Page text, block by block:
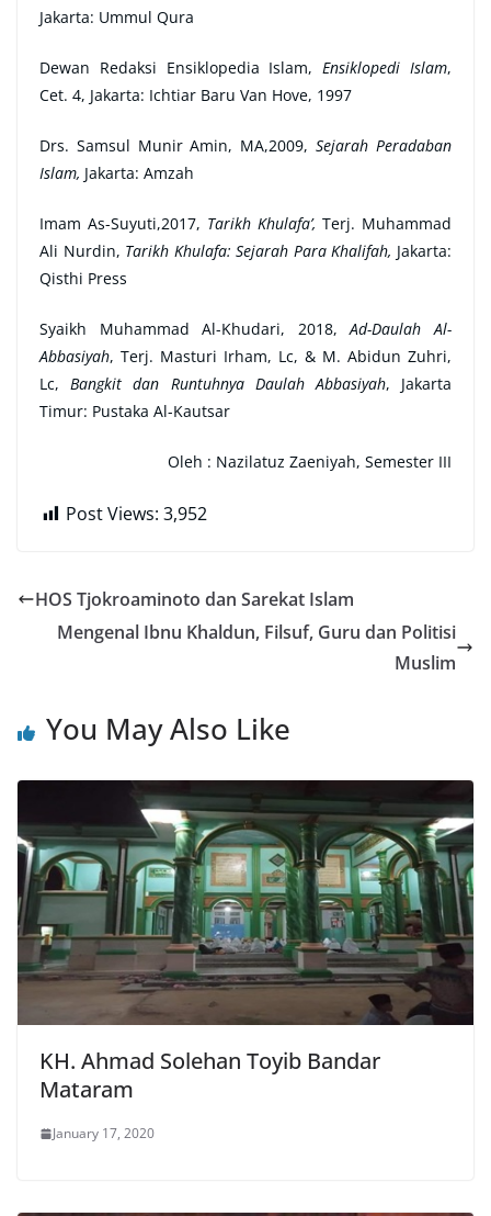
Jakarta: Ummul Qura
Dewan Redaksi Ensiklopedia Islam,Ensiklopedi Islam,
Cet. 4, Jakarta: Ichtiar Baru Van Hove, 1997
Drs. Samsul Munir Amin, MA,2009,Sejarah Peradaban
Islam, Jakarta: Amzah
Imam As-Suyuti,2017, Tarikh Khulafa’, Terj. Muhammad
Ali Nurdin, Tarikh Khulafa: Sejarah Para Khalifah, Jakarta:
Qisthi Press
Syaikh Muhammad Al-Khudari, 2018,Ad-Daulah Al-
Abbasiyah, Terj. Masturi Irham, Lc, & M. Abidun Zuhri,
Lc,Bangkit dan Runtuhnya Daulah Abbasiyah, Jakarta
Timur: Pustaka Al-Kautsar
Oleh : Nazilatuz Zaeniyah, Semester III
Post Views: 3,952
HOS Tjokroaminoto dan Sarekat Islam
Mengenal Ibnu Khaldun, Filsuf, Guru dan Politisi
Muslim
You May Also Like
KH. Ahmad Solehan Toyib Bandar
Mataram
January 17, 2020